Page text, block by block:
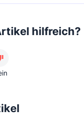
hilfreich?